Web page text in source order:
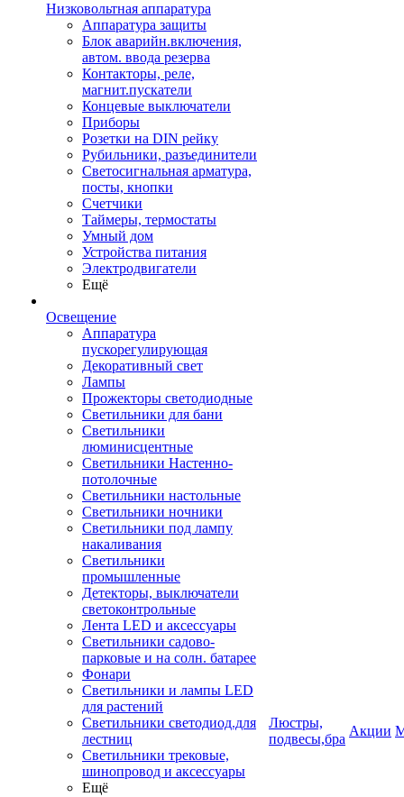
Низковольтная аппаратура
Аппаратура защиты
Блок аварийн.включения,
автом. ввода резерва
Контакторы, реле,
магнит.пускатели
Концевые выключатели
Приборы
Розетки на DIN рейку
Рубильники, разъединители
Светосигнальная арматура,
посты, кнопки
Счетчики
Таймеры, термостаты
Умный дом
Устройства питания
Электродвигатели
Ещё
Освещение
Аппаратура
пускорегулирующая
Декоративный свет
Лампы
Прожекторы светодиодные
Светильники для бани
Светильники
люминисцентные
Светильники Настенно-
потолочные
Светильники настольные
Светильники ночники
Светильники под лампу
накаливания
Светильники
промышленные
Детекторы, выключатели
светоконтрольные
Лента LED и аксессуары
Светильники садово-
парковые и на солн. батарее
Фонари
Светильники и лампы LED
для растений
Светильники светодиод.для
лестниц
Светильники трековые,
шинопровод и аксессуары
Ещё
Люстры,
подвесы,бра
Акции